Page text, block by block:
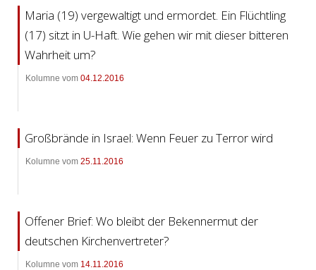
Maria (19) vergewaltigt und ermordet. Ein Flüchtling
(17) sitzt in U-Haft. Wie gehen wir mit dieser bitteren
Wahrheit um?
Kolumne vom 04.12.2016
Großbrände in Israel: Wenn Feuer zu Terror wird
Kolumne vom 25.11.2016
Offener Brief: Wo bleibt der Bekennermut der
deutschen Kirchenvertreter?
Kolumne vom 14.11.2016